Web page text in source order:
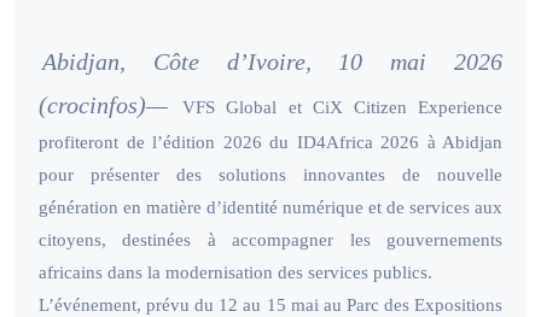
Abidjan, Côte d’Ivoire, 10 mai 2026
(crocinfos)—
VFS Global et CiX Citizen Experience
profiteront de l’édition 2026 du ID4Africa 2026 à Abidjan
pour présenter des solutions innovantes de nouvelle
génération en matière d’identité numérique et de services aux
citoyens, destinées à accompagner les gouvernements
africains dans la modernisation des services publics.
L’événement, prévu du 12 au 15 mai au Parc des Expositions